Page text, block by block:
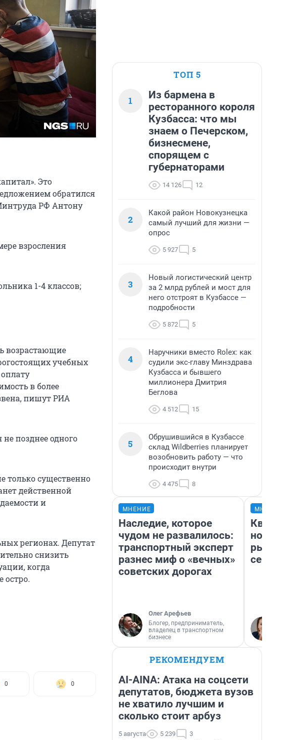
Это
обратился
РФ Антону
взросления
1-4 классов;
возрастающие
учебных
в более
пишут РИА
позднее одного
только существенно
действенной
и
регионах. Депутат
снизить
когда
остро.
0 0
ТОП 5
1
Из бармена в
ресторанного короля
Кузбасса: что мы
знаем о Печерском,
бизнесмене,
спорящем с
губернаторами
14 126 12
2
Какой район Новокузнецка
самый лучший для жизни —
опрос
5 927 5
3
Новый логистический центр
за 2 млрд рублей и мост для
него отстроят в Кузбассе —
подробности
5 872 5
4
Наручники вместо Rolex: как
судили экс-главу Минздрава
Кузбасса и бывшего
миллионера Дмитрия
Беглова
4 512 15
5
Обрушившийся в Кузбассе
склад Wildberries планирует
возобновить работу — что
происходит внутри
4 475 8
МНЕНИЕ
Наследие, которое
чудом не развалилось:
транспортный эксперт
разнес миф о «вечных»
советских дорогах
Олег Арефьев
Блогер, предприниматель,
владелец в транспортном
бизнесе
но
РЕКОМЕНДУЕМ
AI-AINA: Атака на соцсети
депутатов, бюджета вузов
не хватило лучшим и
сколько стоит арбуз
5 августа 5 239 3